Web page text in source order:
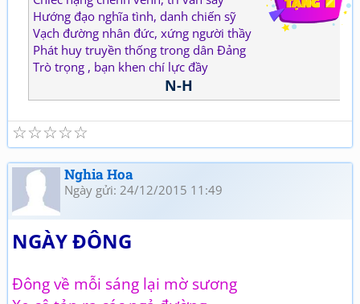
Hướng đạo nghĩa tình, danh chiến sỹ
Vạch đường nhân đức, xứng người thầy
Phát huy truyền thống trong dân Đảng
Trò trọng , bạn khen chí lực đầy
N-H
☆
☆
☆
☆
☆
Nghia Hoa
Ngày gửi: 24/12/2015 11:49
NGÀY ĐÔNG
Đông về mỗi sáng lại mờ sương